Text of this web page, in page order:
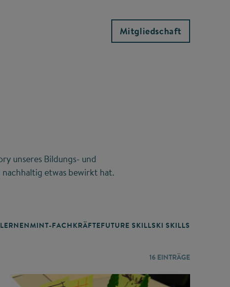
Mitgliedschaft
unseres Bildungs- und
etwas bewirkt hat.
MINT-FACHKRÄFTEFUTURE SKILLSKI SKILLS
16 EINTRÄGE